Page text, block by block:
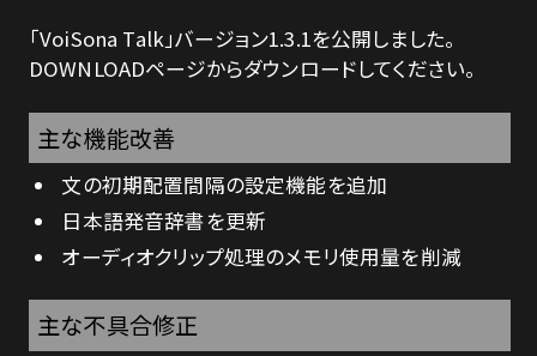
MANUAL
LICENSE
CONTACT
「VoiSona Talk」バージョン1.3.1を公開しました。
DOWNLOADページからダウンロードしてください。
主な機能改善
文の初期配置間隔の設定機能を追加
日本語発音辞書を更新
オーディオクリップ処理のメモリ使用量を削減
主な不具合修正